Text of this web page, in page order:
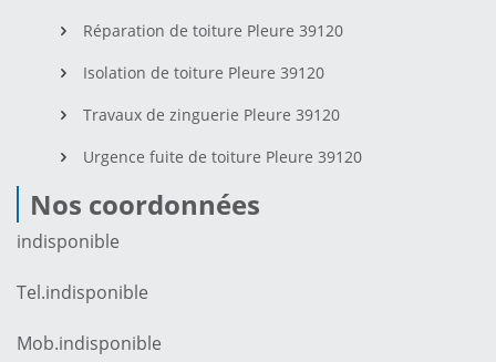
Réparation de toiture Pleure 39120
Isolation de toiture Pleure 39120
Travaux de zinguerie Pleure 39120
Urgence fuite de toiture Pleure 39120
Nos coordonnées
indisponible
Tel.indisponible
Mob.indisponible